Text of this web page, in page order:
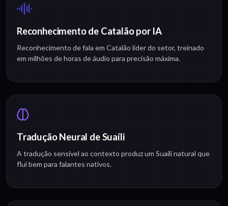
Reconhecimento de Catalão por IA
Reconhecimento de fala em Catalão líder do setor, treinado
em milhões de horas de áudio para precisão máxima.
Tradução Neural de Suaíli
A tradução sensível ao contexto produz um Suaíli natural que
flui bem para falantes nativos.